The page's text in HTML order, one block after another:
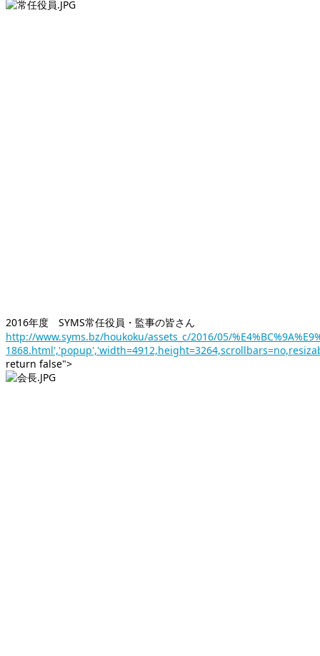
2016年度 SYMS常任役員・監事の皆さん
http://www.syms.bz/houkoku/assets_c/2016/05/
return false">